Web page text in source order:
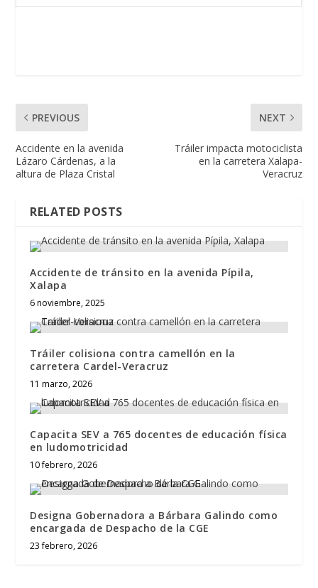
PREVIOUS
Accidente en la avenida
Lázaro Cárdenas, a la
altura de Plaza Cristal
NEXT
Tráiler impacta motociclista
en la carretera Xalapa-
Veracruz
RELATED POSTS
Accidente de tránsito en la avenida Pípila,
Xalapa
6 noviembre, 2025
Tráiler colisiona contra camellón en la
carretera Cardel-Veracruz
11 marzo, 2026
Capacita SEV a 765 docentes de educación física
en ludomotricidad
10 febrero, 2026
Designa Gobernadora a Bárbara Galindo como
encargada de Despacho de la CGE
23 febrero, 2026